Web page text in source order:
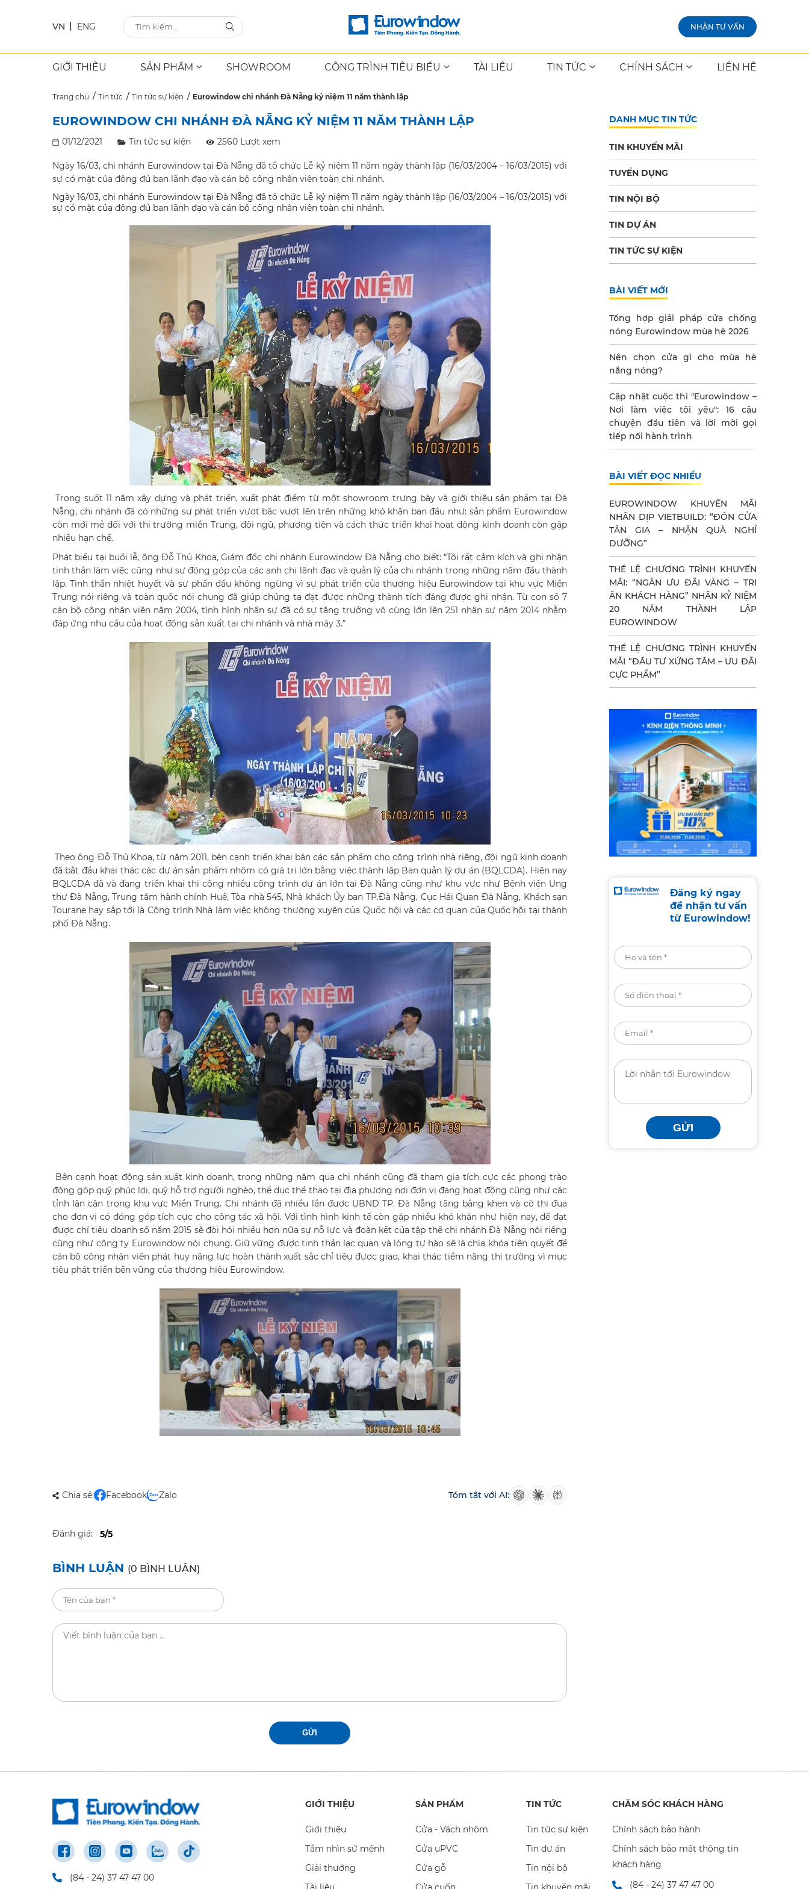
VN ENG NHẬN TƯ VẤN
GIỚI THIỆU SẢN PHẨM SHOWROOM CÔNG TRÌNH TIÊU BIỂU TÀI LIỆU TIN TỨC CHÍNH SÁCH LIÊN HỆ
Trang chủ Tin tức Tin tức sự kiện Eurowindow chi nhánh Đà Nẵng kỷ niệm 11 năm thành lập
EUROWINDOW CHI NHÁNH ĐÀ NẴNG KỶ NIỆM 11 NĂM THÀNH LẬP
01/12/2021 Tin tức sự kiện 2560 Lượt xem
Ngày 16/03, chi nhánh Eurowindow tại Đà Nẵng đã tổ chức Lễ kỷ niệm 11 năm ngày thành lập (16/03/2004 – 16/03/2015) với
sự có mặt của đông đủ ban lãnh đạo và cán bộ công nhân viên toàn chi nhánh.
Ngày 16/03, chi nhánh Eurowindow tại Đà Nẵng đã tổ chức Lễ kỷ niệm 11 năm ngày thành lập (16/03/2004 – 16/03/2015) với
sự có mặt của đông đủ ban lãnh đạo và cán bộ công nhân viên toàn chi nhánh.
Trong suốt 11 năm xây dựng và phát triển, xuất phát điểm từ một showroom trưng bày và giới thiệu sản phẩm tại Đà
Nẵng, chi nhánh đã có những sự phát triển vượt bậc vượt lên trên những khó khăn ban đầu như: sản phẩm Eurowindow
còn mới mẻ đối với thị trường miền Trung, đội ngũ, phương tiện và cách thức triển khai hoạt động kinh doanh còn gặp
nhiều hạn chế.
Phát biểu tại buổi lễ, ông Đỗ Thủ Khoa, Giám đốc chi nhánh Eurowindow Đà Nẵng cho biết: “Tôi rất cảm kích và ghi nhận
tinh thần làm việc cũng như sự đóng góp của các anh chị lãnh đạo và quản lý của chi nhánh trong những năm đầu thành
lập. Tinh thần nhiệt huyết và sự phấn đấu không ngừng vì sự phát triển của thương hiệu Eurowindow tại khu vực Miền
Trung nói riêng và toàn quốc nói chung đã giúp chúng ta đạt được những thành tích đáng được ghi nhận. Từ con số 7
cán bộ công nhân viên năm 2004, tình hình nhân sự đã có sự tăng trưởng vô cùng lớn lên 251 nhân sự năm 2014 nhằm
đáp ứng nhu cầu của hoạt động sản xuất tại chi nhánh và nhà máy 3.”
Theo ông Đỗ Thủ Khoa, từ năm 2011, bên cạnh triển khai bán các sản phẩm cho công trình nhà riêng, đội ngũ kinh doanh
đã bắt đầu khai thác các dự án sản phẩm nhôm có giá trị lớn bằng việc thành lập Ban quản lý dự án (BQLCDA). Hiện nay
BQLCDA đã và đang triển khai thi công nhiều công trình dự án lớn tại Đà Nẵng cũng như khu vực như Bệnh viện Ung
thư Đà Nẵng, Trung tâm hành chính Huế, Tòa nhà 545, Nhà khách Ủy ban TP.Đà Nẵng, Cục Hải Quan Đà Nẵng, Khách sạn
Tourane hay sắp tới là Công trình Nhà làm việc không thường xuyên của Quốc hội và các cơ quan của Quốc hội tại thành
phố Đà Nẵng.
Bên cạnh hoạt động sản xuất kinh doanh, trong những năm qua chi nhánh cũng đã tham gia tích cực các phong trào
đóng góp quỹ phúc lợi, quỹ hỗ trợ người nghèo, thể dục thể thao tại địa phương nơi đơn vị đang hoạt động cũng như các
tỉnh lân cận trong khu vực Miền Trung. Chi nhánh đã nhiều lần được UBND TP. Đà Nẵng tặng bằng khen và cờ thi đua
cho đơn vị có đóng góp tích cực cho công tác xã hội. Với tình hình kinh tế còn gặp nhiều khó khăn như hiện nay, để đạt
được chỉ tiêu doanh số năm 2015 sẽ đòi hỏi nhiều hơn nữa sự nỗ lực và đoàn kết của tập thể chi nhánh Đà Nẵng nói riêng
cũng như công ty Eurowindow nói chung. Giữ vững được tinh thần lạc quan và lòng tự hào sẽ là chìa khóa tiên quyết để
cán bộ công nhân viên phát huy năng lực hoàn thành xuất sắc chỉ tiêu được giao, khai thác tiềm năng thị trường vì mục
tiêu phát triển bền vững của thương hiệu Eurowindow.
Chia sẻ: Facebook Zalo Tóm tắt với AI:
Đánh giá: 5/5
BÌNH LUẬN (0 BÌNH LUẬN)
GỬI
DANH MỤC TIN TỨC
TIN KHUYẾN MÃI
TUYỂN DỤNG
TIN NỘI BỘ
TIN DỰ ÁN
TIN TỨC SỰ KIỆN
BÀI VIẾT MỚI
Tổng hợp giải pháp cửa chống
nóng Eurowindow mùa hè 2026
Nên chọn cửa gì cho mùa hè
nắng nóng?
Cập nhật cuộc thi "Eurowindow –
Nơi làm việc tôi yêu": 16 câu
chuyện đầu tiên và lời mời gọi
tiếp nối hành trình
BÀI VIẾT ĐỌC NHIỀU
EUROWINDOW KHUYẾN MÃI
NHÂN DỊP VIETBUILD: “ĐÓN CỬA
TÂN GIA – NHẬN QUÀ NGHỈ
DƯỠNG”
THỂ LỆ CHƯƠNG TRÌNH KHUYẾN
MÃI: “NGÀN ƯU ĐÃI VÀNG – TRI
ÂN KHÁCH HÀNG” NHÂN KỶ NIỆM
20 NĂM THÀNH LẬP
EUROWINDOW
THỂ LỆ CHƯƠNG TRÌNH KHUYẾN
MÃI “ĐẦU TƯ XỨNG TẦM – ƯU ĐÃI
CỰC PHẨM”
Đăng ký ngay
để nhận tư vấn
từ Eurowindow!
GỬI
(84 - 24) 37 47 47 00
GIỚI THIỆU
Giới thiệu
Tầm nhìn sứ mệnh
Giải thưởng
SẢN PHẨM
Cửa - Vách nhôm
Cửa uPVC
Cửa gỗ
TIN TỨC
Tin tức sự kiện
Tin dự án
Tin nội bộ
CHĂM SÓC KHÁCH HÀNG
Chính sách bảo hành
Chính sách bảo mật thông tin
khách hàng
(84 - 24) 37 47 47 00